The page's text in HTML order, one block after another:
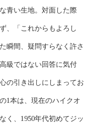
青い生地。対面した際
、「これからもよろし
瞬間、疑問すらなく許さ
級ではない回答に気付
の引き出しにしまってお
1本は、現在のハイクオ
く、1950年代初めてジッ